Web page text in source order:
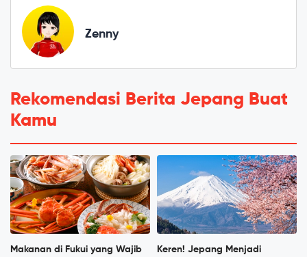
Zenny
Rekomendasi Berita Jepang Buat
Kamu
Makanan di Fukui yang Wajib
Keren! Jepang Menjadi